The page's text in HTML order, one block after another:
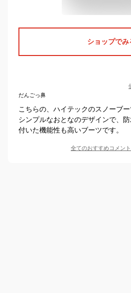
ショップでみ
だんごっ鼻
こちらの、ハイテックのスノーブー
シンプルなおとなのデザインで、
付いた機能性も高いブーツです。
全てのおすすめコメント